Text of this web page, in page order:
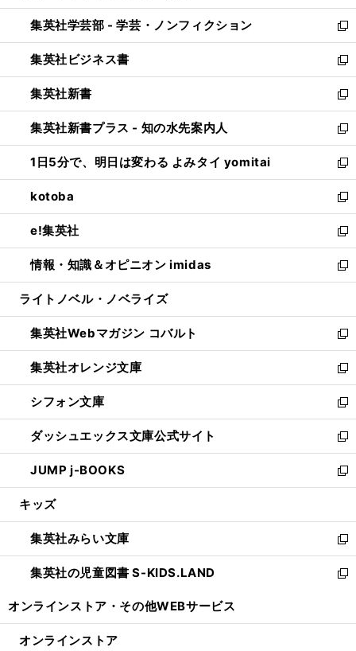
開
く
ウ
で
開
く
ン
ド
ウ
で
開
く
ウ
ィ
ン
ド
ウ
で
開
く
集英社学芸部 - 学芸・ノンフィクション
新
し
い
ウ
ィ
ン
ド
ウ
で
開
く
集英社ビジネス書
新
し
い
ウ
ィ
ン
ド
ウ
で
開
く
集英社新書
新
し
い
ウ
ィ
ン
ド
ウ
で
開
く
集英社新書プラス - 知の水先案内人
新
し
い
ウ
ィ
ン
ド
ウ
で
開
1日5分で、明日は変わる よみタイ yomitai
新
し
い
ウ
ィ
ン
ド
ウ
開
く
kotoba
新
し
い
ウ
ィ
ン
ウ
で
開
く
e!集英社
新
し
い
ウ
ン
ド
ウ
で
開
く
情報・知識＆オピニオン imidas
新
し
ウ
ィ
ン
ド
ウ
で
開
く
ライトノベル・ノベライズ
集英社Webマガジン コバルト
新
し
い
ウ
ィ
ン
ド
ウ
で
開
集英社オレンジ文庫
新
し
い
ウ
ィ
ン
ド
ウ
開
く
シフォン文庫
新
し
い
ウ
ィ
ン
ウ
で
開
く
ダッシュエックス文庫公式サイト
新
し
い
ウ
ン
ド
ウ
で
JUMP j-BOOKS
新
し
ウ
ィ
ン
ド
開
キッズ
集英社みらい文庫
新
し
い
ン
集英社の児童図書 S-KIDS.LAND
新
ウ
オンラインストア・ その他WEBサービス
オンラインストア